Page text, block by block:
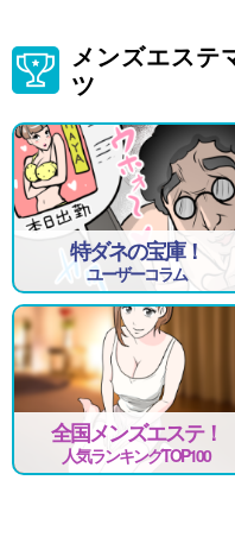
メンズエステ
ツ
特ダネの宝庫！
ユーザーコラム
全国メンズエステ！
人気ランキングTOP100